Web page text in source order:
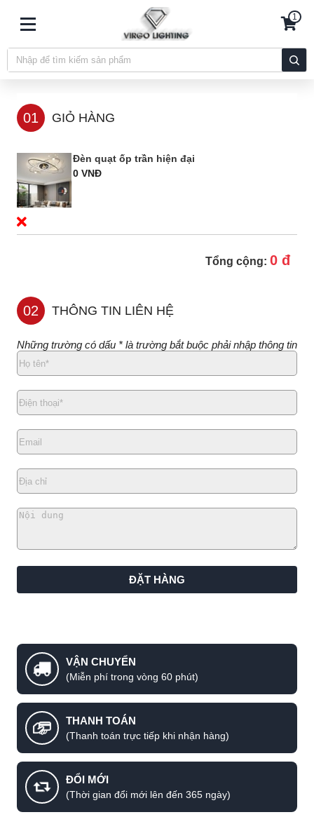
1
01 GIỎ HÀNG
Đèn quạt ốp trần hiện đại
0 VNĐ
Tổng cộng: 0 đ
02 THÔNG TIN LIÊN HỆ
Những trường có dấu * là trường bắt buộc phải nhập thông tin
ĐẶT HÀNG
VẬN CHUYỂN
(Miễn phí trong vòng 60 phút)
THANH TOÁN
(Thanh toán trực tiếp khi nhận hàng)
ĐỔI MỚI
(Thời gian đổi mới lên đến 365 ngày)